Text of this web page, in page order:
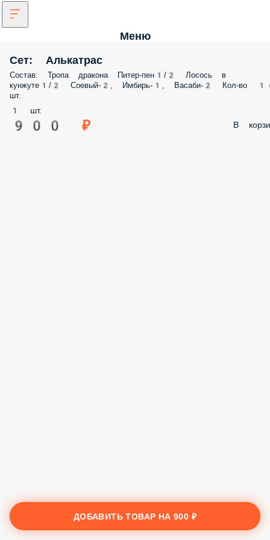
Меню
Сет: Алькатрас
Состав: Тропа дракона Питер-пен1/2 Лосось в
кунжуте1/2 Соевый-2, Имбирь-1, Васаби-2 Кол-во
шт.
1 шт.
900 ₽ В
ДОБАВИТЬ ТОВАР НА900 ₽